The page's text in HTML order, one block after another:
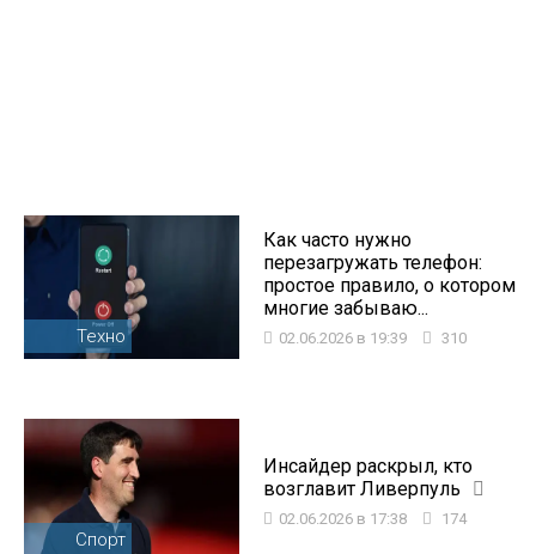
Техно
Как часто нужно
перезагружать телефон:
простое правило, о котором
многие забываю...
02.06.2026 в 19:39 310
Спорт
Инсайдер раскрыл, кто
возглавит Ливерпуль
02.06.2026 в 17:38 174